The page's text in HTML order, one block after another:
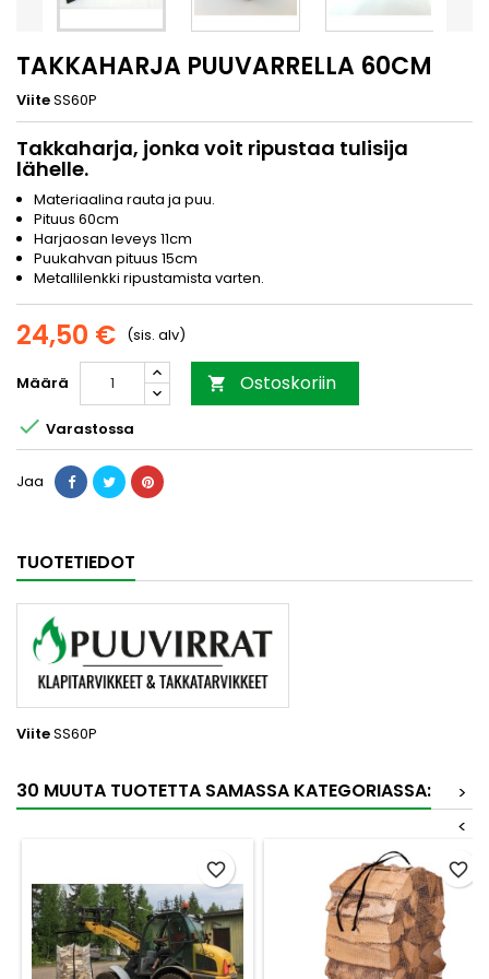
TAKKAHARJA PUUVARRELLA 60CM
ViiteSS60P
Takkaharja, jonka voit ripustaa tulisija
lähelle.
Materiaalina rauta ja puu.
Pituus 60cm
Harjaosan leveys 11cm
Puukahvan pituus 15cm
Metallilenkki ripustamista varten.
24,50 € (sis. alv)
Määrä  Ostoskoriin
 Varastossa
Jaa
TUOTETIEDOT
ViiteSS60P
30 MUUTA TUOTETTA SAMASSA KATEGORIASSA:
>
<
favorite_border favorite_border